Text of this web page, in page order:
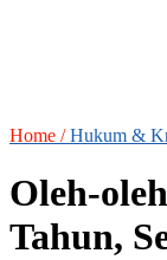
Home /Hukum &
Oleh-
Tahun,